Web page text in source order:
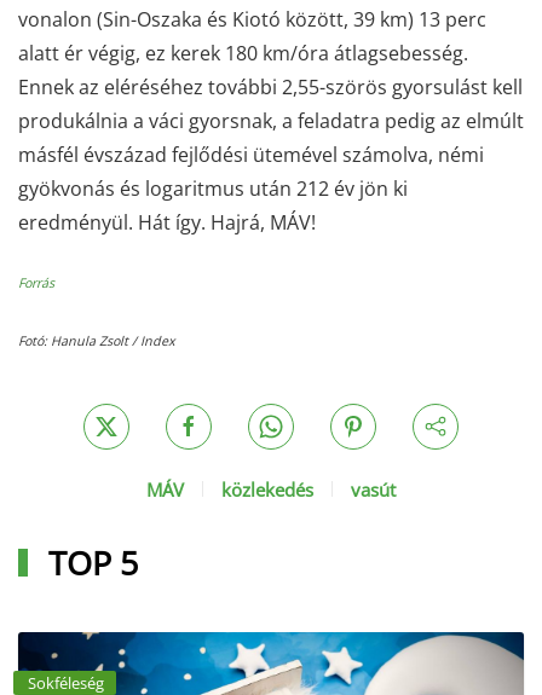
vonalon (Sin-Oszaka és Kiotó között, 39 km) 13 perc
alatt ér végig, ez kerek 180 km/óra átlagsebesség.
Ennek az eléréséhez további 2,55-szörös gyorsulást kell
produkálnia a váci gyorsnak, a feladatra pedig az elmúlt
másfél évszázad fejlődési ütemével számolva, némi
gyökvonás és logaritmus után 212 év jön ki
eredményül. Hát így. Hajrá, MÁV!
Forrás
Fotó: Hanula Zsolt / Index
MÁV közlekedés vasút
TOP 5
Sokféleség